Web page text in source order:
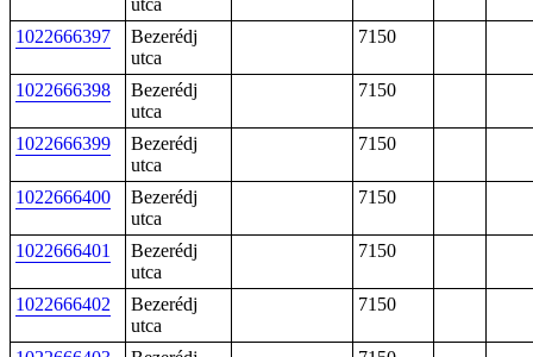
utca
1022666397
Bezerédj
utca
7150
1022666398
Bezerédj
utca
7150
1022666399
Bezerédj
utca
7150
1022666400
Bezerédj
utca
7150
1022666401
Bezerédj
utca
7150
1022666402
Bezerédj
utca
7150